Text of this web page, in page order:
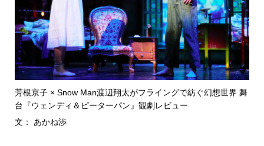
芳根京子 × Snow Man渡辺翔太がフライングで紡ぐ幻想世界 舞
台『ウェンディ＆ピーターパン』観劇レビュー
文： あかね渉